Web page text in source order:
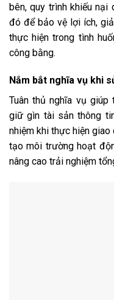
bên, quy trình khiếu nại
đó để bảo vệ lợi ích,
thực hiện trong tình
công bằng.
Nắm bắt nghĩa vụ khi
Tuân thủ nghĩa vụ giúp
giữ gìn tài sản thông
nhiệm khi thực hiện
tạo môi trường hoạt
nâng cao trải nghiệm